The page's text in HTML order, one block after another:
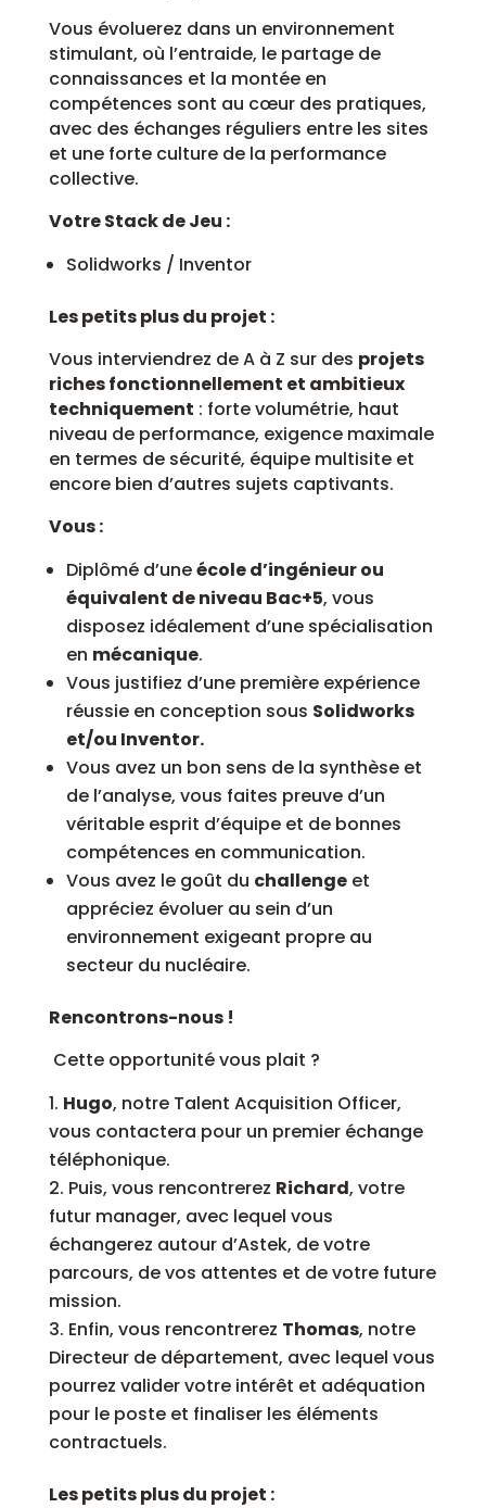
Vous évoluerez dans un environnement
stimulant, où l’entraide, le partage de
connaissances et la montée en
compétences sont au cœur des pratiques,
avec des échanges réguliers entre les sites
et une forte culture de la performance
collective.
Votre Stack de Jeu :
Solidworks / Inventor
Les petits plus du projet :
Vous interviendrez de A à Z sur des projets
riches fonctionnellement et ambitieux
techniquement : forte volumétrie, haut
niveau de performance, exigence maximale
en termes de sécurité, équipe multisite et
encore bien d’autres sujets captivants.
Vous :
Diplômé d’uneécole d’ingénieur ou
équivalent de niveau Bac+5, vous
disposez idéalement d’une spécialisation
en mécanique.
Vous justifiez d’une première expérience
réussie en conception sous Solidworks
et/ou Inventor.
Vous avez un bon sens de la synthèse et
de l’analyse, vous faites preuve d’un
véritable esprit d’équipe et de bonnes
compétences en communication.
Vous avez le goût du challengeet
appréciez évoluer au sein d’un
environnement exigeant propre au
secteur du nucléaire.
Rencontrons-nous !
Cette opportunité vous plait ?
Hugo, notre Talent Acquisition Officer,
vous contactera pour un premier échange
téléphonique.
Puis, vous rencontrerez Richard, votre
futur manager, avec lequel vous
échangerez autour d’Astek, de votre
parcours, de vos attentes et de votre future
mission.
Enfin, vous rencontrerez Thomas, notre
Directeur de département, avec lequel vous
pourrez valider votre intérêt et adéquation
pour le poste et finaliser les éléments
contractuels.
Les petits plus du projet :